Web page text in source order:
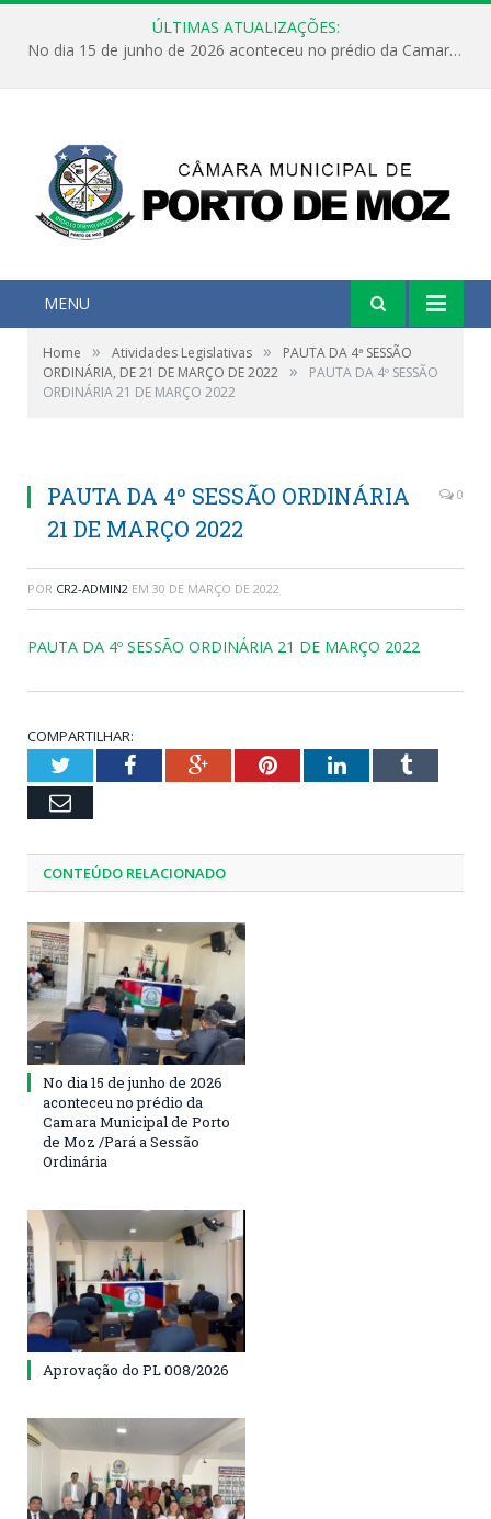
ÚLTIMAS ATUALIZAÇÕES:
No dia 15 de junho de 2026 aconteceu no prédio da Camara Municipal de Porto de Moz /Pará a Sessão Ordinária
MENU
Home » Atividades Legislativas »
PAUTA DA 4ª SESSÃO
ORDINÁRIA, DE 21 DE MARÇO DE 2022 »
PAUTA DA 4º SESSÃO
ORDINÁRIA 21 DE MARÇO 2022
PAUTA DA 4º SESSÃO ORDINÁRIA
21 DE MARÇO 2022
0
POR CR2-ADMIN2 EM 30 DE MARÇO DE 2022
PAUTA DA 4º SESSÃO ORDINÁRIA 21 DE MARÇO 2022
COMPARTILHAR:
TwitterFacebookGoogle+PinterestLinkedInTumblr
Email
CONTEÚDO RELACIONADO
No dia 15 de junho de 2026
aconteceu no prédio da
Camara Municipal de Porto
de Moz /Pará a Sessão
Ordinária
Aprovação do PL 008/2026